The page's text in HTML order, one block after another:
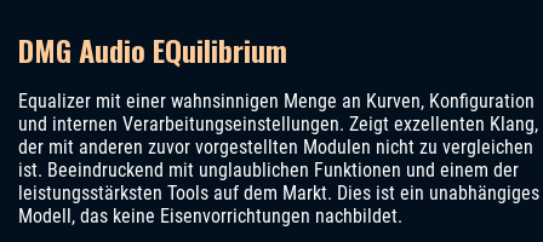
DMG Audio EQuilibrium
Equalizer mit einer wahnsinnigen Menge an Kurven, Konfiguration
und internen Verarbeitungseinstellungen. Zeigt exzellenten Klang,
der mit anderen zuvor vorgestellten Modulen nicht zu vergleichen
ist. Beeindruckend mit unglaublichen Funktionen und einem der
leistungsstärksten Tools auf dem Markt. Dies ist ein unabhängiges
Modell, das keine Eisenvorrichtungen nachbildet.